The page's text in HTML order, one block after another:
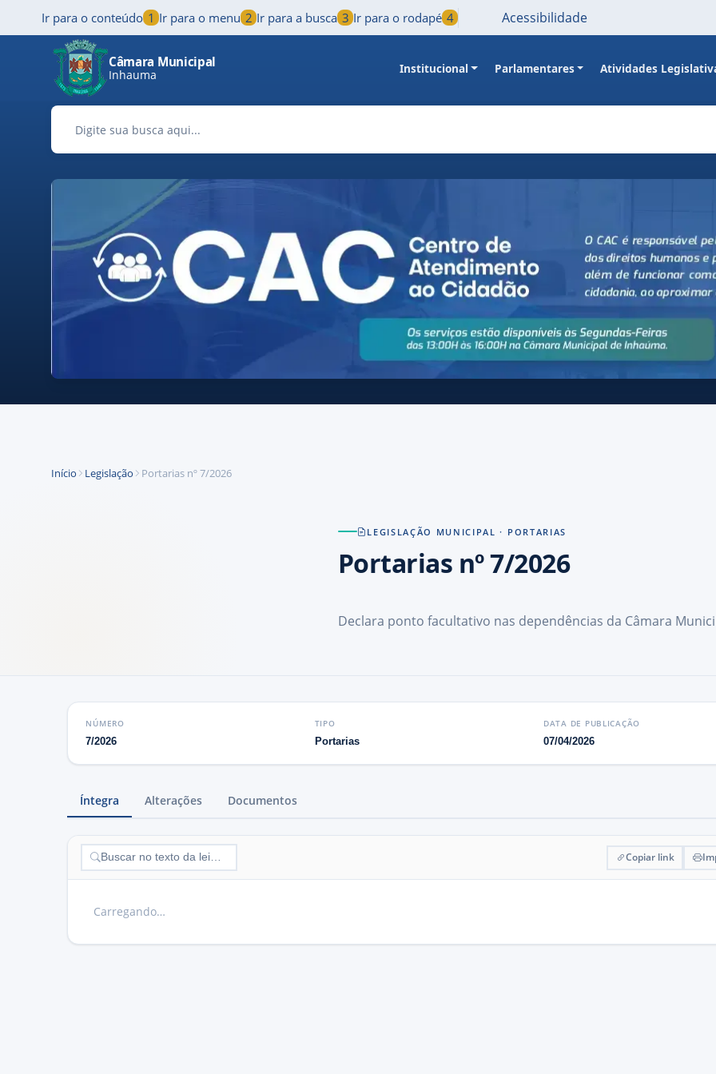
Pular para o conteúdo principal
Ir para o conteúdo 1 Ir para o menu 2 Ir para a busca 3 Ir para o rodapé 4 Acessibilidade
Câmara Municipal
Inhauma Institucional Parlamentares Atividades
Início Legislação Portarias nº 7/2026
LEGISLAÇÃO MUNICIPAL · PORTARIAS
Portarias nº 7/2026
Declara ponto facultativo nas dependências da Câmara
NÚMERO
7/2026
TIPO
Portarias
DATA DE PUBLICAÇÃO
07/04/2026
Íntegra Alterações Documentos
Copiar link
Carregando…